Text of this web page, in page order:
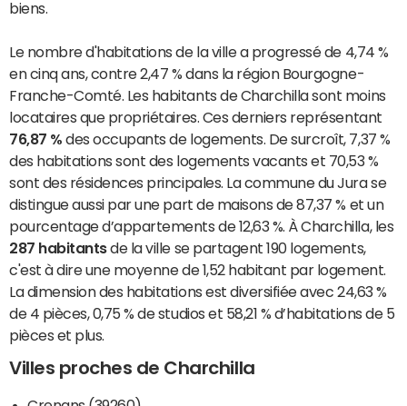
biens.
Le nombre d'habitations de la ville a progressé de 4,74 %
en cinq ans, contre 2,47 % dans la région Bourgogne-
Franche-Comté. Les habitants de Charchilla sont moins
locataires que propriétaires. Ces derniers représentant
76,87 % des occupants de logements. De surcroît, 7,37 %
des habitations sont des logements vacants et 70,53 %
sont des résidences principales. La commune du Jura se
distingue aussi par une part de maisons de 87,37 % et un
pourcentage d’appartements de 12,63 %. À Charchilla, les
287 habitantsde la ville se partagent 190 logements,
c'est à dire une moyenne de 1,52 habitant par logement.
La dimension des habitations est diversifiée avec 24,63 %
de 4 pièces, 0,75 % de studios et 58,21 % d’habitations de 5
pièces et plus.
Villes proches de Charchilla